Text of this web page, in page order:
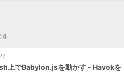
上でBabylon.jsを動かす - Havokを